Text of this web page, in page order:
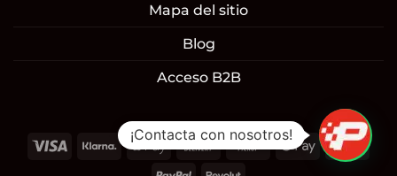
Mapa del sitio
Blog
Acceso B2B
Visa Klarna
Apple
Cash
Cash
Google
Pay
¡Contacta con nosotros! 1